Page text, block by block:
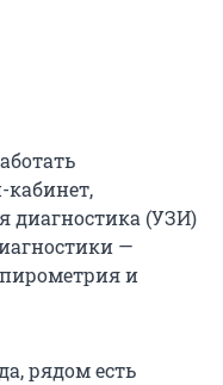
кабинет,
диагностика (УЗИ)
—
и
рядом есть